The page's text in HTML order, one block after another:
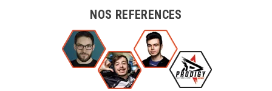
NOS REFERENCES